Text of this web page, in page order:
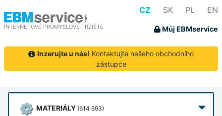
INTERNETOVÉ PRŮMYSLOVÉ TRŽIŠTĚ
CZ SK PL EN
Můj EBMservice
Inzerujte u nás! Kontaktujte našeho obchodního
zástupce
MATERIÁLY (614 693)